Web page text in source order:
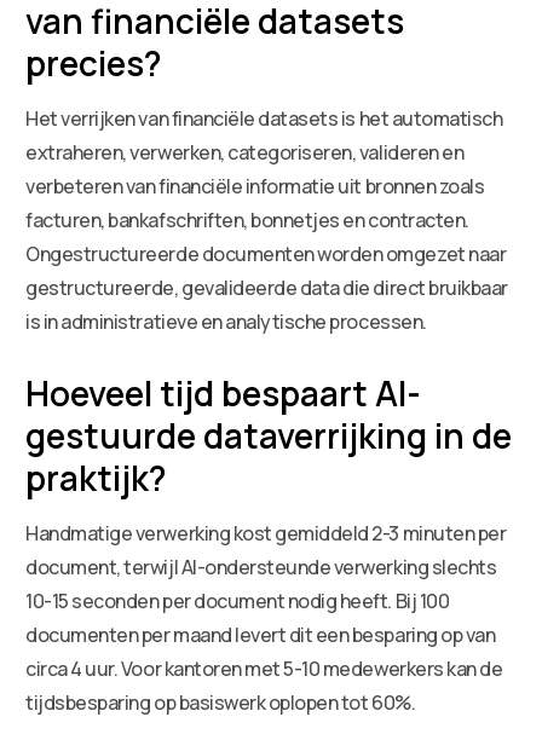
van financiële datasets
precies?
Het verrijken van financiële datasets is het automatisch
extraheren, verwerken, categoriseren, valideren en
verbeteren van financiële informatie uit bronnen zoals
facturen, bankafschriften, bonnetjes en contracten.
Ongestructureerde documenten worden omgezet naar
gestructureerde, gevalideerde data die direct bruikbaar
is in administratieve en analytische processen.
Hoeveel tijd bespaart AI-
gestuurde dataverrijking in de
praktijk?
Handmatige verwerking kost gemiddeld 2-3 minuten per
document, terwijl AI-ondersteunde verwerking slechts
10-15 seconden per document nodig heeft. Bij 100
documenten per maand levert dit een besparing op van
circa 4 uur. Voor kantoren met 5-10 medewerkers kan de
tijdsbesparing op basiswerk oplopen tot 60%.